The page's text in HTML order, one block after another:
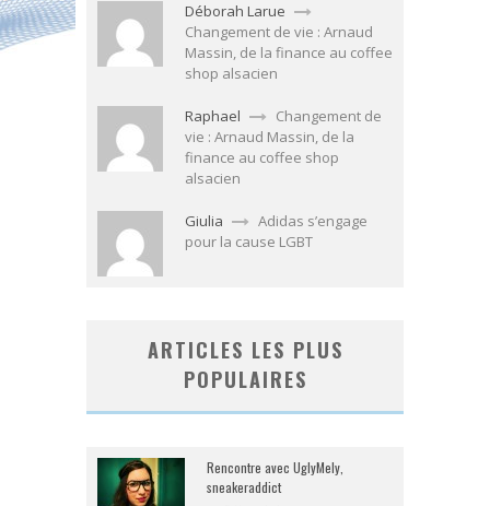
Déborah Larue
Changement de vie : Arnaud
Massin, de la finance au coffee
shop alsacien
Raphael
Changement de
vie : Arnaud Massin, de la
finance au coffee shop
alsacien
Giulia
Adidas s’engage
pour la cause LGBT
ARTICLES LES PLUS
POPULAIRES
Rencontre avec UglyMely,
sneakeraddict